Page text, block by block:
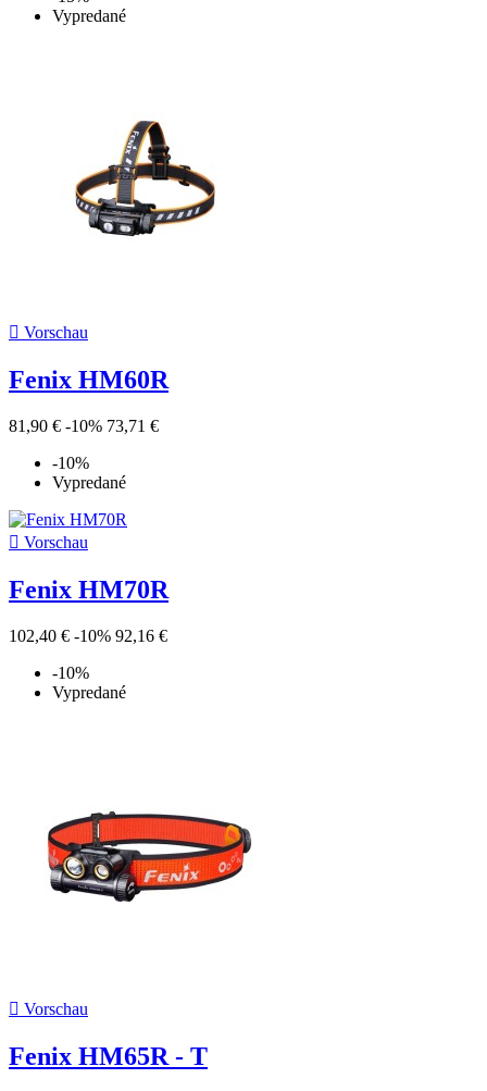
Vypredané
 Vorschau
Fenix HM60R
81,90 € -10% 73,71 €
-10%
Vypredané
 Vorschau
Fenix HM70R
102,40 € -10% 92,16 €
-10%
Vypredané
 Vorschau
Fenix HM65R - T